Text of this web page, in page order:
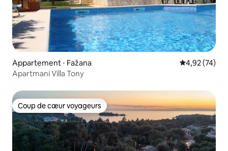
Appartement ⋅ Fažana Évaluation
4,92 (74)
Apartmani Villa Tony
Coup de cœur voyageurs
Coup de cœur voyageurs